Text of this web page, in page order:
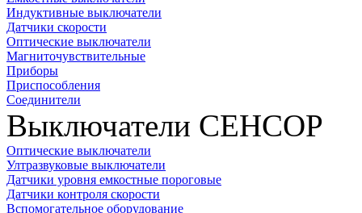
Индуктивные выключатели
Датчики скорости
Оптические выключатели
Магниточувствительные
Приборы
Приспособления
Соединители
Выключатели СЕНСОР
Оптические выключатели
Ултразвуковые выключатели
Датчики уровня емкостные пороговые
Датчики контроля скорости
Вспомогательное оборудование